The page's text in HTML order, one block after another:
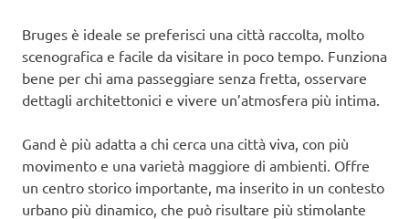
Bruges è ideale se preferisci una città raccolta, molto
scenografica e facile da visitare in poco tempo. Funziona
bene per chi ama passeggiare senza fretta, osservare
dettagli architettonici e vivere un’atmosfera più intima.
Gand è più adatta a chi cerca una città viva, con più
movimento e una varietà maggiore di ambienti. Offre
un centro storico importante, ma inserito in un contesto
urbano più dinamico, che può risultare più stimolante